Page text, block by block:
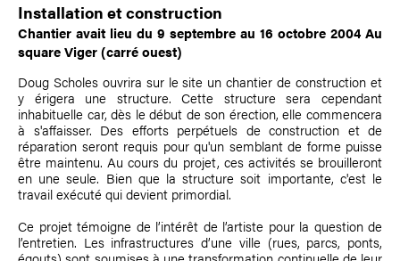
Installation et construction
Chantier avait lieu du 9 septembre au 16 octobre 2004 Au
square Viger (carré ouest)
Doug Scholes ouvrira sur le site un chantier de construction et
y érigera une structure. Cette structure sera cependant
inhabituelle car, dès le début de son érection, elle commencera
à s'affaisser. Des efforts perpétuels de construction et de
réparation seront requis pour qu'un semblant de forme puisse
être maintenu. Au cours du projet, ces activités se brouilleront
en une seule. Bien que la structure soit importante, c'est le
travail exécuté qui devient primordial.
Ce projet témoigne de l’intérêt de l’artiste pour la question de
l’entretien. Les infrastructures d’une ville (rues, parcs, ponts,